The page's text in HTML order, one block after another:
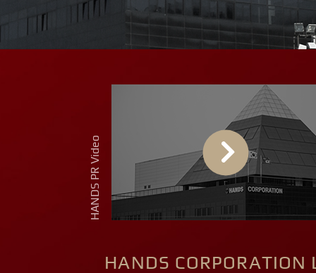
HANDS CORPORATION